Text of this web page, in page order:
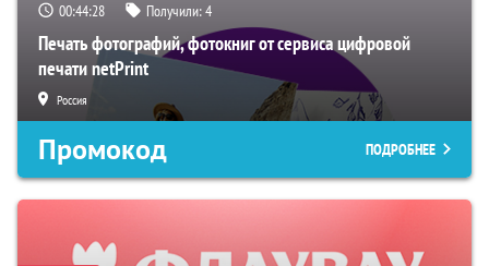
00:44:27 Получили:4
Печать фотографий, фотокниг от сервиса цифровой
печати netPrint
Россия
Промокод ПОДРОБНЕЕ